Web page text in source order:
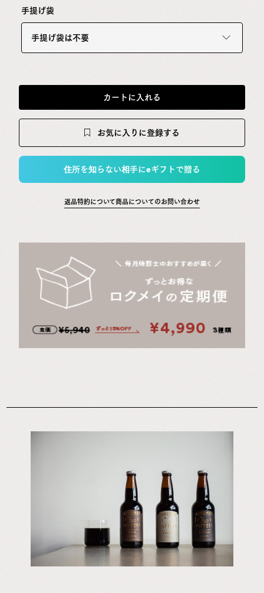
手提げ袋
手提げ袋は不要
カートに入れる
お気に入りに登録する
住所を知らない相手にeギフトで贈る
返品特約について商品についてのお問い合わせ